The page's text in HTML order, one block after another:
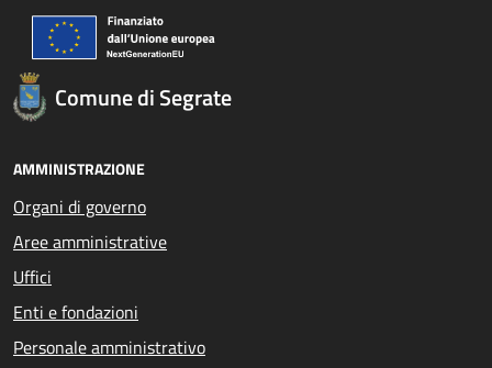
Comune di Segrate
AMMINISTRAZIONE
Organi di governo
Aree amministrative
Uffici
Enti e fondazioni
Personale amministrativo